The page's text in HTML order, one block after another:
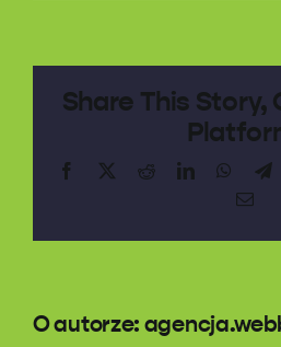
Share This Story,
Facebook RedditLinkedIn
O autorze: